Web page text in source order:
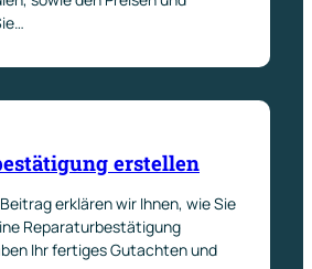
erstellen
erklären wir Ihnen, wie Sie
Reparaturbestätigung
Ihr fertiges Gutachten und